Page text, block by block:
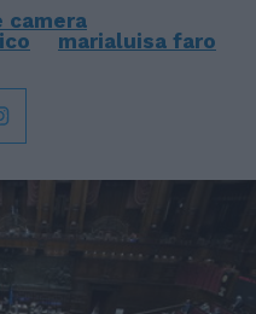
camera
marialuisa faro